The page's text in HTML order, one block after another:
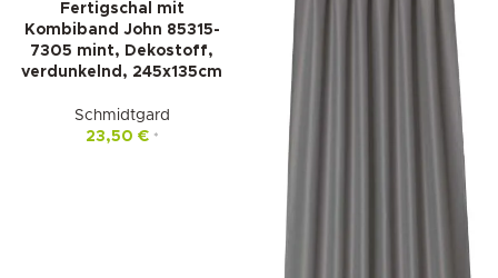
Fertigschal mit
Kombiband John 85315-
7305 mint, Dekostoff,
verdunkelnd, 245x135cm
Schmidtgard
23,50 € *